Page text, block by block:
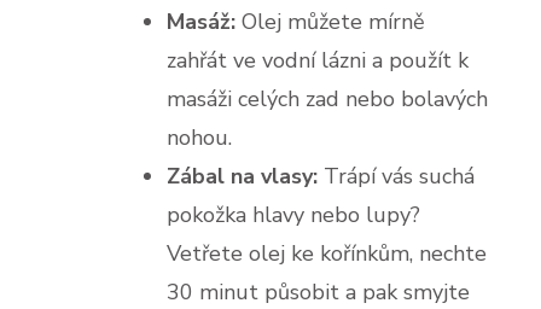
Masáž: Olej můžete mírně
zahřát ve vodní lázni a použít k
masáži celých zad nebo bolavých
nohou.
Zábal na vlasy: Trápí vás suchá
pokožka hlavy nebo lupy?
Vetřete olej ke kořínkům, nechte
30 minut působit a pak smyjte